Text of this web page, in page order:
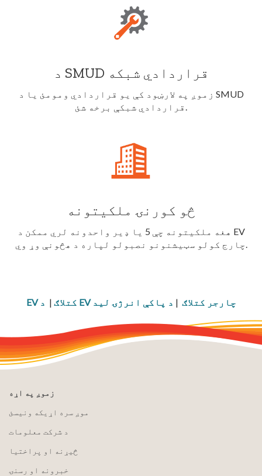
د SMUD قراردادي شبکه
زموږ په لارښود کې یو قراردادي ومومئ یا د SMUD
قراردادي شبکې برخه شئ.
څو کورنۍ ملکیتونه
هغه ملکیتونه چې 5 یا ډیر واحدونه لري ممکن د EV
چارج کولو سټیشنونو نصبولو لپاره د هڅونې وړ وي.
EV کتلاګ | د EV چارجر کتلاګ | د پاکې انرژۍ لید
زموږ په اړه
موږ سره اړیکه ونیسئ
د شرکت معلومات
څیړنه او پراختیا
خبرونه او رسنۍ